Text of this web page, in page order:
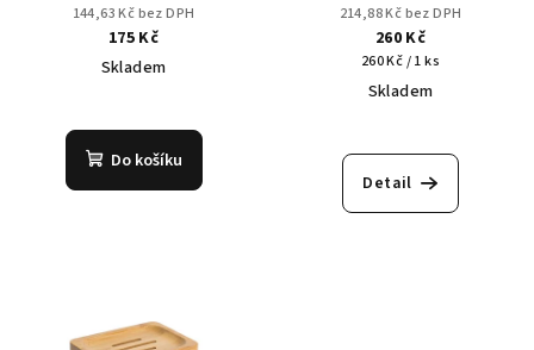
144,63 Kč bez DPH
175 Kč
Skladem
hodnocení
produktu
Do košíku
214,88 Kč bez DPH
260 Kč
Měrná
cena:
260 Kč / 1 ks
Skladem
hodnocení
produktu
Detail